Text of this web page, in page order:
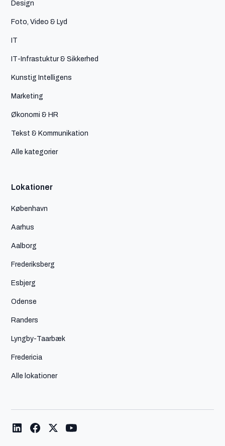
Design
Foto, Video & Lyd
IT
IT-Infrastuktur & Sikkerhed
Kunstig Intelligens
Marketing
Økonomi & HR
Tekst & Kommunikation
Alle kategorier
Lokationer
København
Aarhus
Aalborg
Frederiksberg
Esbjerg
Odense
Randers
Lyngby-Taarbæk
Fredericia
Alle lokationer